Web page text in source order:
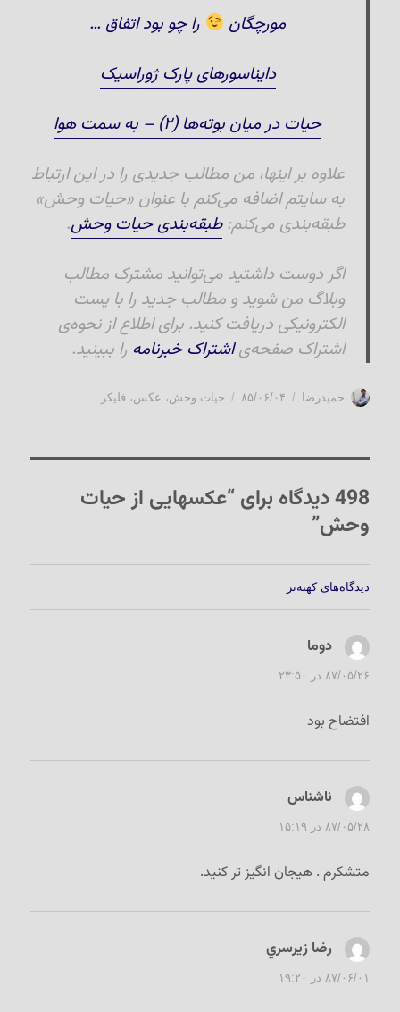
مورچگان
را چو بود اتفاق …
دایناسورهای پارک ژوراسیک
حیات در میان بوته‌ها (۲) – به سمت هوا
علاوه بر اینها، من مطالب جدیدی را در این ارتباط
به سایتم اضافه می‌کنم با عنوان «حیات وحش»
طبقه‌بندی می‌کنم:طبقه‌بندی حیات وحش.
اگر دوست داشتید می‌توانید مشترک مطالب
وبلاگ من شوید و مطالب جدید را با پست
الکترونیکی دریافت کنید. برای اطلاع از نحوه‌ی
اشتراک صفحه‌یاشتراک خبرنامه را ببینید.
نویسنده
حمیدرضا
ارسال
۸۵/۰۶/۰۴ دسته‌ها
حیات وحش، عکس، فلیکر
498 دیدگاه برای “عکسهایی از حیات
وحش”
راهبری
دیدگاه‌ها
دیدگاه‌های کهنه‌تر
دوما
۸۷/۰۵/۲۶ در ۲۳:۵۰
افتضاح بود
ناشناس
۸۷/۰۵/۲۸ در ۱۵:۱۹
متشکرم . هیجان انگیز تر کنید.
رضا زيرسري
۸۷/۰۶/۰۱ در ۱۹:۲۰